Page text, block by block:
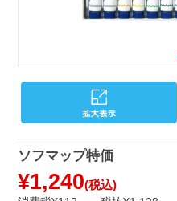
ソフマップ特価
¥1,240(税込)